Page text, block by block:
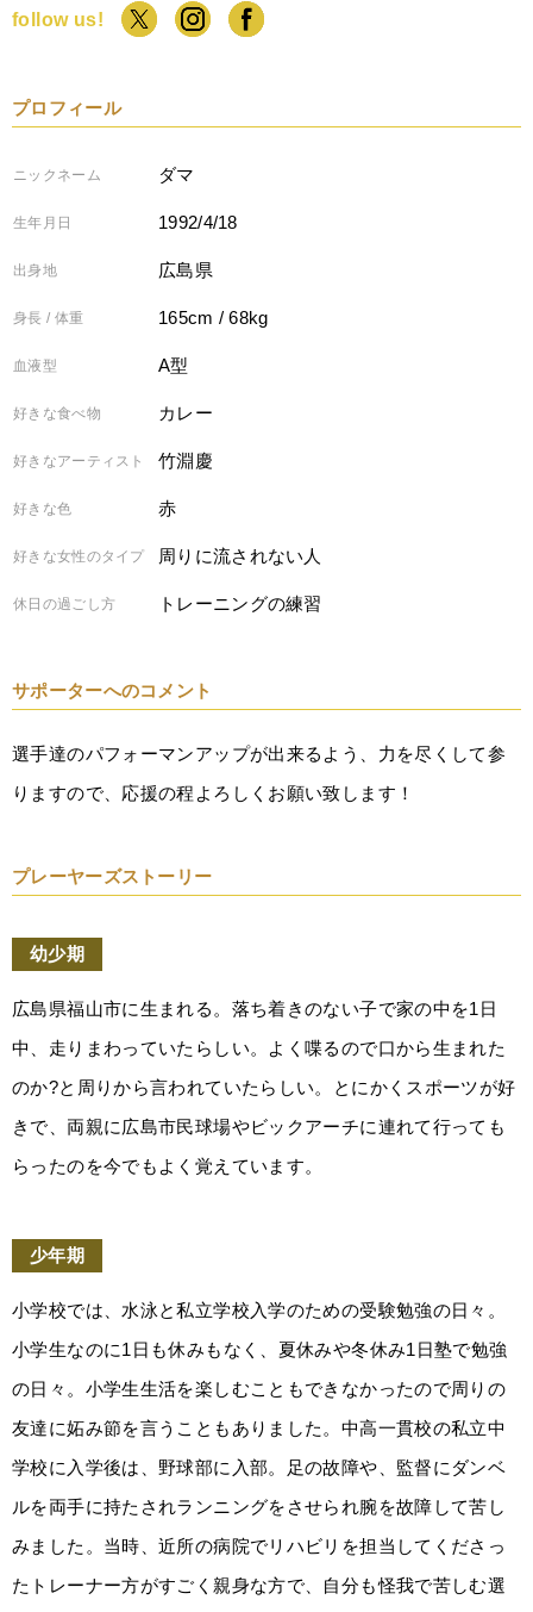
follow us!
プロフィール
ニックネーム ダマ
生年月日 1992/4/18
出身地 広島県
身長 / 体重 165cm / 68kg
血液型 A型
好きな食べ物 カレー
好きなアーティスト 竹淵慶
好きな色 赤
好きな女性のタイプ 周りに流されない人
休日の過ごし方 トレーニングの練習
サポーターへのコメント
選手達のパフォーマンアップが出来るよう、力を尽くして参
りますので、応援の程よろしくお願い致します！
プレーヤーズストーリー
幼少期
広島県福山市に生まれる。落ち着きのない子で家の中を1日
中、走りまわっていたらしい。よく喋るので口から生まれた
のか?と周りから言われていたらしい。とにかくスポーツが好
きで、両親に広島市⺠球場やビックアーチに連れて行っても
らったのを今でもよく覚えています。
少年期
小学校では、水泳と私立学校入学のための受験勉強の日々。
小学生なのに1日も休みもなく、夏休みや冬休み1日塾で勉強
の日々。小学生生活を楽しむこともできなかったので周りの
友達に妬み節を言うこともありました。中高一貫校の私立中
学校に入学後は、野球部に入部。足の故障や、監督にダンベ
ルを両手に持たされランニングをさせられ腕を故障して苦し
みました。当時、近所の病院でリハビリを担当してくださっ
たトレーナー方がすごく親身な方で、自分も怪我で苦しむ選